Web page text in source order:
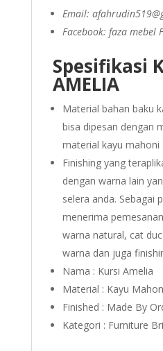
Email:
Facebook: faza mebel
Spesifikasi
AMELIA
Material bahan baku
bisa dipesan dengan
material kayu mahoni
Finishing yang
dengan warna lain
selera anda. Sebagai
menerima
warna natural, cat
warna dan juga
Nama : Kursi Amelia
Material : Kayu
Finished : Made By
Kategori : Furniture